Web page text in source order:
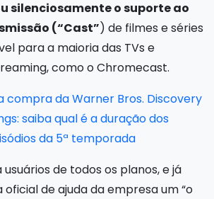
silenciosamente o suporte ao
(“Cast”) de filmes e séries
para a maioria das TVs e
como o Chromecast.
compra da Warner Bros. Discovery
saiba qual é a duração dos
da 5ª temporada
de todos os planos, e já
de ajuda da empresa um “o